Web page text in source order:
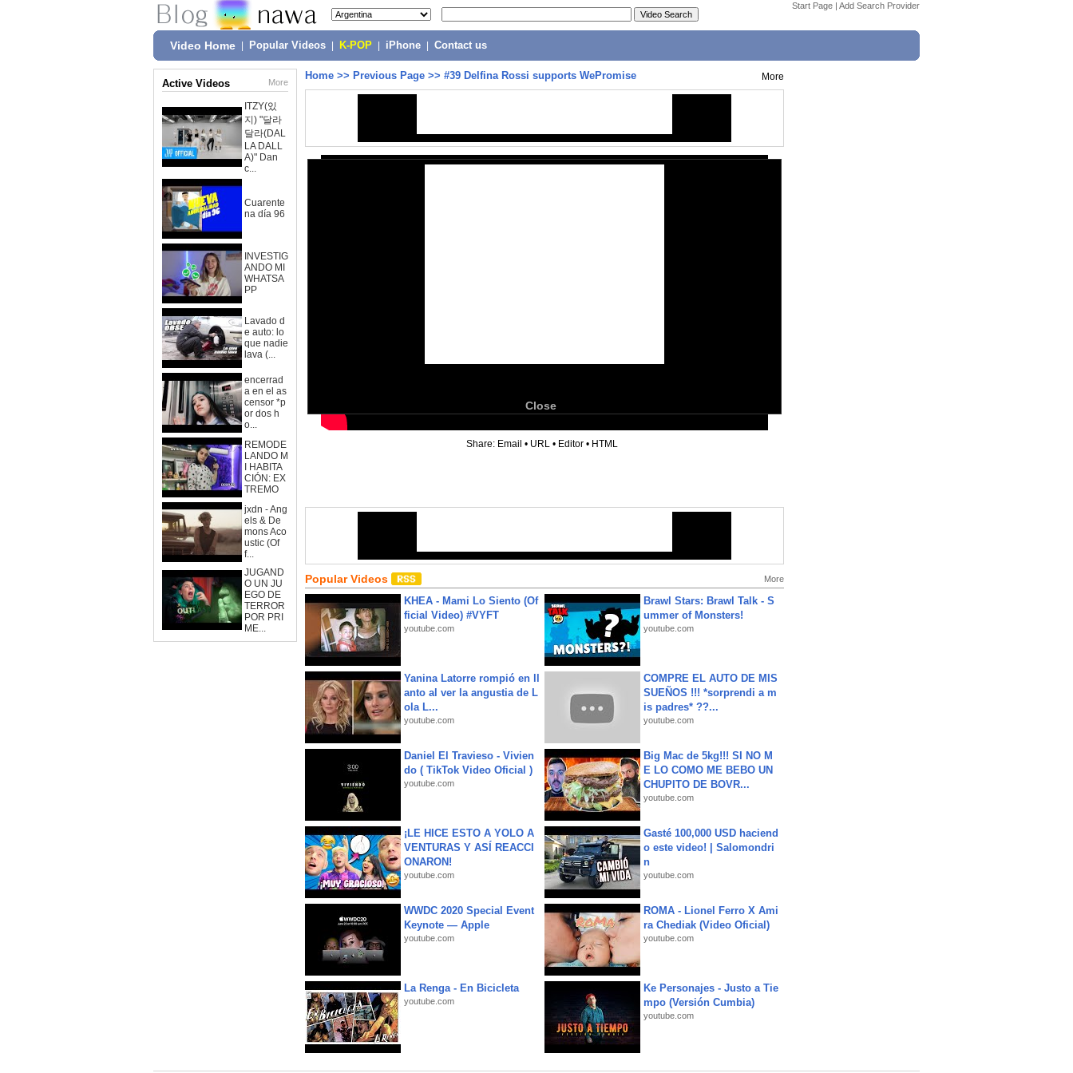
Start Page | Add Search Provider
Video Home Popular Videos K-POP iPhone Contact us
Active Videos More
ITZY(있
지) "달라
달라(DAL
LA DALL
A)" Dan
c...
Cuarente
na día 96
INVESTIG
ANDO MI
WHATSA
PP
Lavado d
e auto: lo
que nadie
lava (...
encerrad
a en el as
censor *p
or dos h
o...
REMODE
LANDO M
I HABITA
CIÓN: EX
TREMO
jxdn - Ang
els & De
mons Aco
ustic (Of
f...
JUGAND
O UN JU
EGO DE
TERROR
POR PRI
ME...
Home >> Previous Page >> #39 Delfina Rossi supports WePromise More
Close
Share: Email • URL • Editor • HTML
Popular Videos More
KHEA - Mami Lo Siento (Of
ficial Video) #VYFT
youtube.com
Brawl Stars: Brawl Talk - S
ummer of Monsters!
youtube.com
Yanina Latorre rompió en ll
anto al ver la angustia de L
ola L...
youtube.com
COMPRE EL AUTO DE MIS
SUEÑOS !!! *sorprendi a m
is padres* ??...
youtube.com
Daniel El Travieso - Vivien
do ( TikTok Video Oficial )
youtube.com
Big Mac de 5kg!!! SI NO M
E LO COMO ME BEBO UN
CHUPITO DE BOVR...
youtube.com
¡LE HICE ESTO A YOLO A
VENTURAS Y ASÍ REACCI
ONARON!
youtube.com
Gasté 100,000 USD haciend
o este video! | Salomondri
n
youtube.com
WWDC 2020 Special Event
Keynote — Apple
youtube.com
ROMA - Lionel Ferro X Ami
ra Chediak (Video Oficial)
youtube.com
La Renga - En Bicicleta
youtube.com
Ke Personajes - Justo a Tie
mpo (Versión Cumbia)
youtube.com